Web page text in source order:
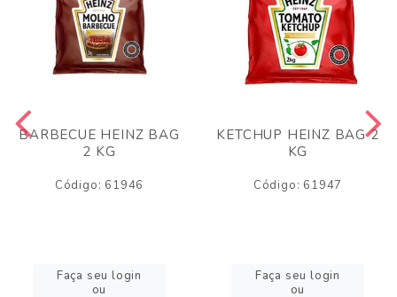
BARBECUE HEINZ BAG
2 KG
Código: 61946
Faça seu login
ou
KETCHUP HEINZ BAG 2
KG
Código: 61947
Faça seu login
ou